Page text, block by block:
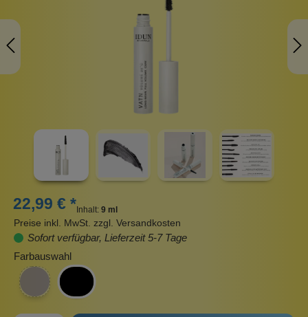
22,99 € * Inhalt: 9 ml
Preise inkl. MwSt. zzgl. Versandkosten
Sofort verfügbar, Lieferzeit 5-7 Tage
Farbauswahl